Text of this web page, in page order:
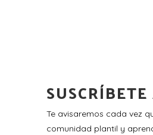
Te avisaremos cada vez
comunidad plantil y